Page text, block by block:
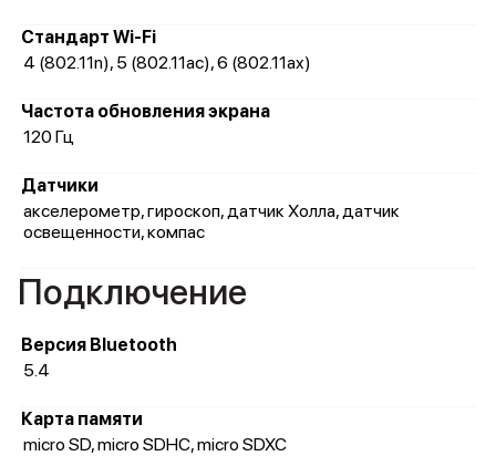
Стандарт Wi-Fi
4 (802.11n), 5 (802.11ac), 6 (802.11ax)
Частота обновления экрана
120 Гц
Датчики
акселерометр, гироскоп, датчик Холла, датчик
освещенности, компас
Подключение
Версия Bluetooth
5.4
Карта памяти
micro SD, micro SDHC, micro SDXC